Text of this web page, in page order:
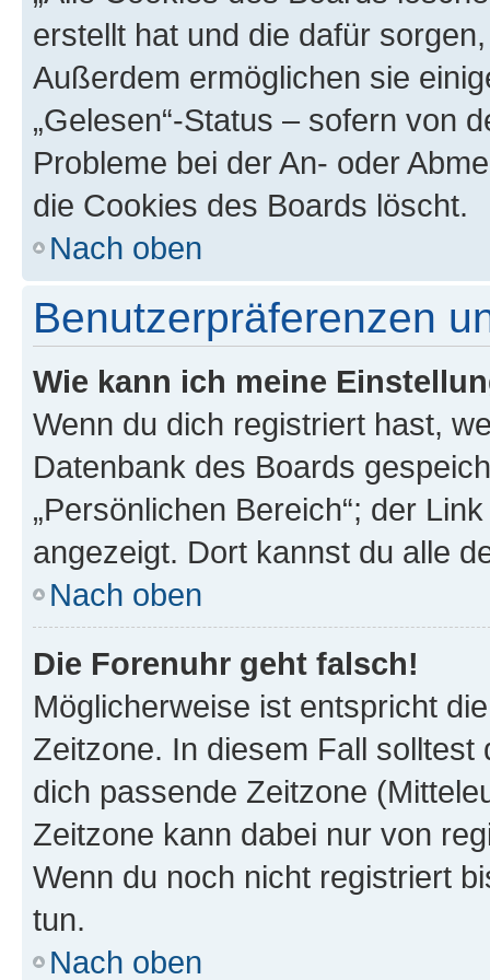
erstellt hat und die dafür
Außerdem ermöglichen sie
„Gelesen“-Status – sofern von
Probleme bei der An- oder
die Cookies des Boards löscht.
Nach oben
Benutzerpräferenzen
Wie kann ich meine
Wenn du dich registriert hast,
Datenbank des Boards
„Persönlichen Bereich“; der
angezeigt. Dort kannst du alle
Nach oben
Die Forenuhr geht falsch!
Möglicherweise ist entspricht
Zeitzone. In diesem Fall solltest
dich passende Zeitzone
Zeitzone kann dabei nur von
Wenn du noch nicht registriert
tun.
Nach oben